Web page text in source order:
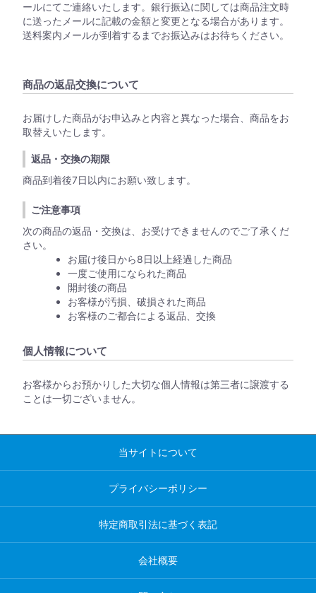
ールにてご連絡いたします。銀行振込に関しては商品注文時
に送ったメールに記載の金額と変更となる場合があります。
送料案内メールが到着するまでお振込みはお待ちください。
商品の返品交換について
お届けした商品がお申込みと内容と異なった場合、商品をお
取替えいたします。
返品・交換の期限
商品到着後7日以内にお願い致します。
ご注意事項
次の商品の返品・交換は、お受けできませんのでご了承くだ
さい。
お届け後日から8日以上経過した商品
一度ご使用になられた商品
開封後の商品
お客様が汚損、破損された商品
お客様のご都合による返品、交換
個人情報について
お客様からお預かりした大切な個人情報は第三者に譲渡する
ことは一切ございません。
当サイトについて
プライバシーポリシー
特定商取引法に基づく表記
会社概要